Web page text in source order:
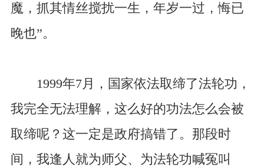
魔，抓其情丝搅扰一生，年岁一过，悔已
晚也”。
1999年7月，国家依法取缔了法轮功，
我完全无法理解，这么好的功法怎么会被
取缔呢？这一定是政府搞错了。那段时
间，我逢人就为师父、为法轮功喊冤叫